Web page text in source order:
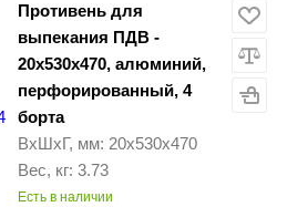
Противень для
выпекания ПДВ -
20х530х470, алюминий,
перфорированный, 4
борта
ВхШхГ, мм: 20х530х470
Вес, кг: 3.73
Есть в наличии